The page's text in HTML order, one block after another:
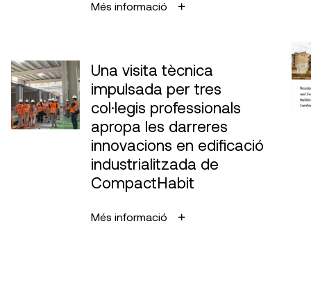
Més informació
Una visita tècnica
impulsada per tres
col·legis professionals
apropa les darreres
innovacions en edificació
industrialitzada de
CompactHabit
Més informació